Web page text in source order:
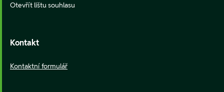
Otevřít lištu souhlasu
Kontakt
Kontaktní formulář